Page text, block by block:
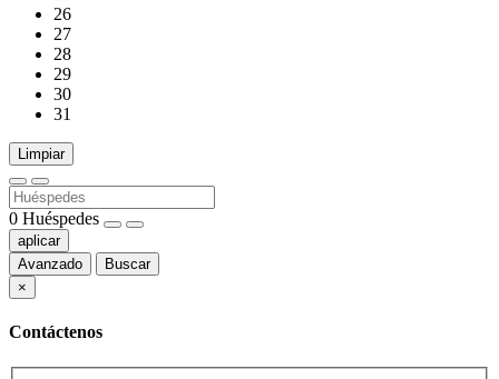
26
27
28
29
30
31
Limpiar
0 Huéspedes
aplicar
Avanzado
Buscar
×
Contáctenos